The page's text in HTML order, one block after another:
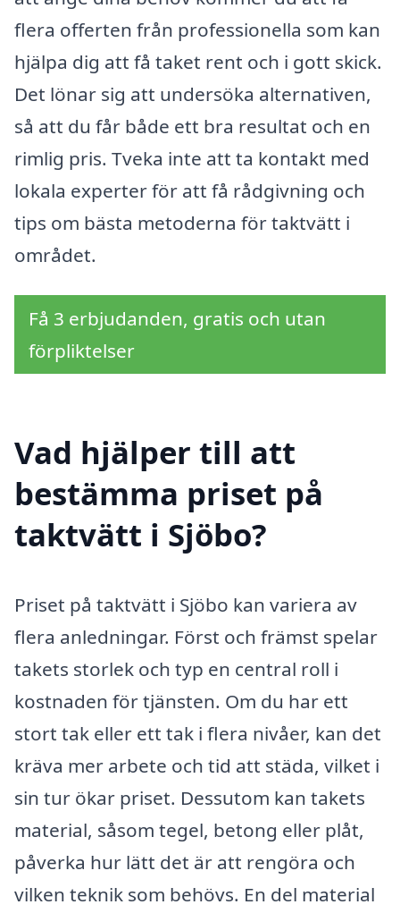
flera offerten från professionella som kan
hjälpa dig att få taket rent och i gott skick.
Det lönar sig att undersöka alternativen,
så att du får både ett bra resultat och en
rimlig pris. Tveka inte att ta kontakt med
lokala experter för att få rådgivning och
tips om bästa metoderna för taktvätt i
området.
Få 3 erbjudanden, gratis och utan
förpliktelser
Vad hjälper till att
bestämma priset på
taktvätt i Sjöbo?
Priset på taktvätt i Sjöbo kan variera av
flera anledningar. Först och främst spelar
takets storlek och typ en central roll i
kostnaden för tjänsten. Om du har ett
stort tak eller ett tak i flera nivåer, kan det
kräva mer arbete och tid att städa, vilket i
sin tur ökar priset. Dessutom kan takets
material, såsom tegel, betong eller plåt,
påverka hur lätt det är att rengöra och
vilken teknik som behövs. En del material